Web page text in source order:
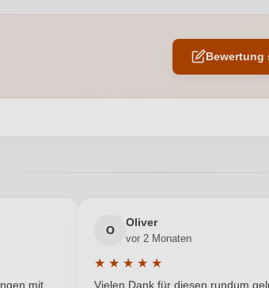
Chardonnay, Cuvée
Bewertung
5 von 5 Sternen
mit
O
Oliver
vor 2 Monaten
★ ★ ★ ★ ★
Durchschnittliche Bewertung
Vielen Dank für diesen rundum